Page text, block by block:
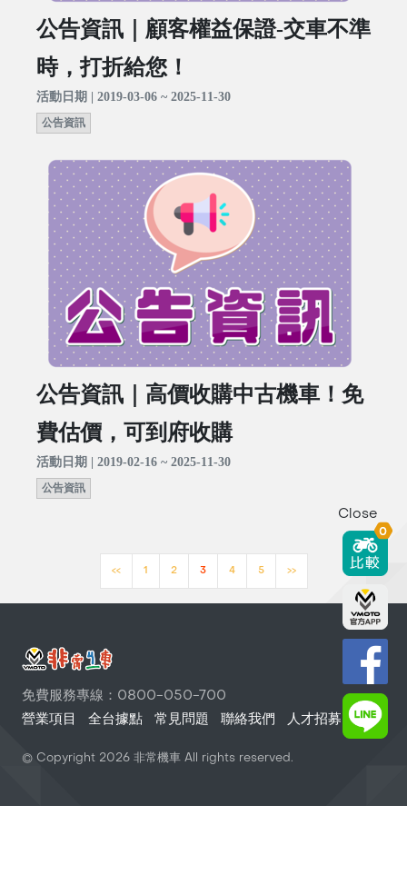
公告資訊｜顧客權益保證-交車不準
時，打折給您！
活動日期 | 2019-03-06 ~ 2025-11-30
公告資訊
公告資訊｜高價收購中古機車！免
費估價，可到府收購
活動日期 | 2019-02-16 ~ 2025-11-30
公告資訊
<< 1 2 3 4 5 >>
免費服務專線：0800-050-700
營業項目
全台據點 常見問題 聯絡我們 人才招募
© Copyright 2026 非常機車 All rights reserved.
Close
0